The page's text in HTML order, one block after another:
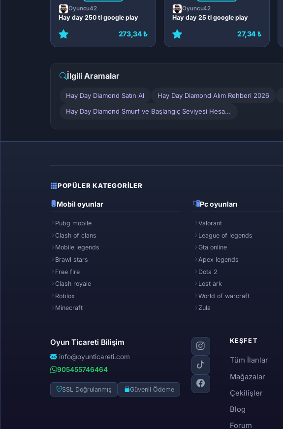
Oyuncu42
Hay day 250 tl google play
273,34 ₺
Oyuncu42
Hay day 25 tl google play
27,34 ₺
İlgili Aramalar
Hay Day Diamond Satın Al Hay Day Diamond Alım Rehberi 2026
Hay Day Diamond Smurf ve Başlangıç Seviyesi Hesa...
POPÜLER KATEGORILER
Mobil oyunlar
Pubg mobile
Clash of clans
Mobile legends
Brawl stars
Free fire
Clash royale
Roblox
Minecraft
Pc oyunları
Valorant
League of legends
Gta online
Apex legends
Dota 2
Lost ark
World of warcraft
Zula
Oyun Ticareti Bilişim
info@oyunticareti.com
905455746464
SSL Doğrulanmış Güvenli Ödeme
KEŞFET
Tüm İlanlar
Mağazalar
Çekilişler
Blog
Forum